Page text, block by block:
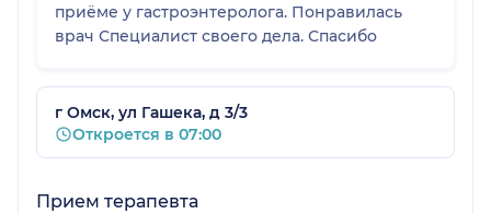
приёме у гастроэнтеролога. Понравилась
врач Специалист своего дела. Спасибо
г Омск, ул Гашека, д 3/3
Откроется в 07:00
Прием терапевта